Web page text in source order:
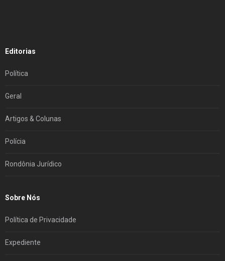
Editorias
Política
Geral
Artigos & Colunas
Polícia
Rondônia Jurídico
Sobre Nós
Política de Privacidade
Expediente